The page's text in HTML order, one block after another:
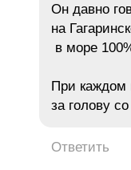
Он давно
на
в море
При каждом
за голову
Ответить